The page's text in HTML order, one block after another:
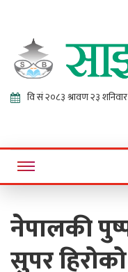
Online News Portal
नेपालकी
सुपर